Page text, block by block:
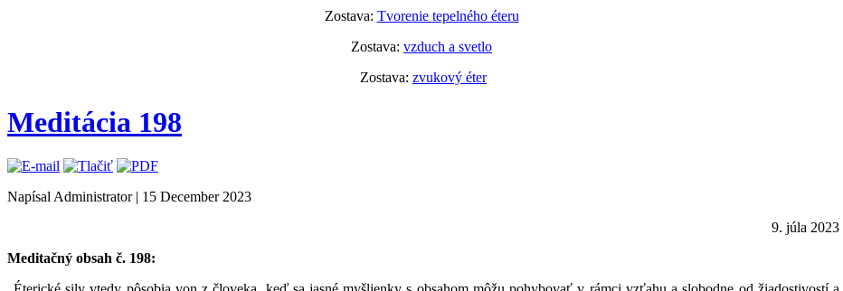
Zostava: Tvorenie tepelného éteru
Zostava: vzduch a svetlo
Zostava: zvukový éter
Meditácia 198
Napísal Administrator | 15 December 2023
9. júla 2023
Meditačný obsah č. 198: